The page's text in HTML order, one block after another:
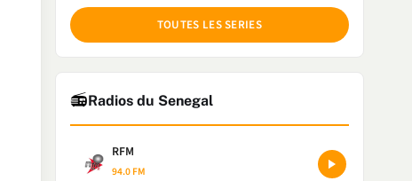
TOUTES LES SERIES
📻Radios du Senegal
RFM
94.0 FM